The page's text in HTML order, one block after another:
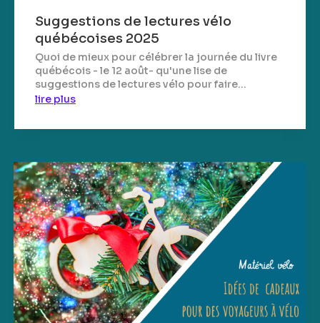
Suggestions de lectures vélo
québécoises 2025
Quoi de mieux pour célébrer la journée du livre
québécois - le 12 août- qu'une lise de
suggestions de lectures vélo pour faire...
lire plus